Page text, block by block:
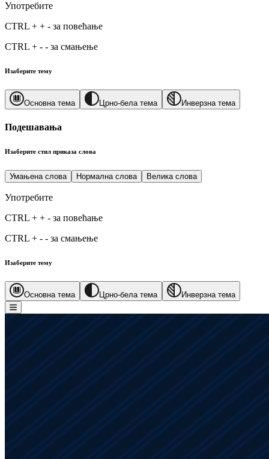
Употребите
CTRL + + - за повећање
CTRL + - - за смањење
Изаберите тему
Основна тема Црно-бела тема Инверзна тема
Подешавања
Изаберите стил приказа слова
Умањена слова Нормална слова Велика слова
Употребите
CTRL + + - за повећање
CTRL + - - за смањење
Изаберите тему
Основна тема Црно-бела тема Инверзна тема